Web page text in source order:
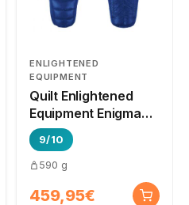
ENLIGHTENED
EQUIPMENT
Quilt Enlightened
Equipment Enigma
20°F / -6°C
9/10
590 g
459,95€